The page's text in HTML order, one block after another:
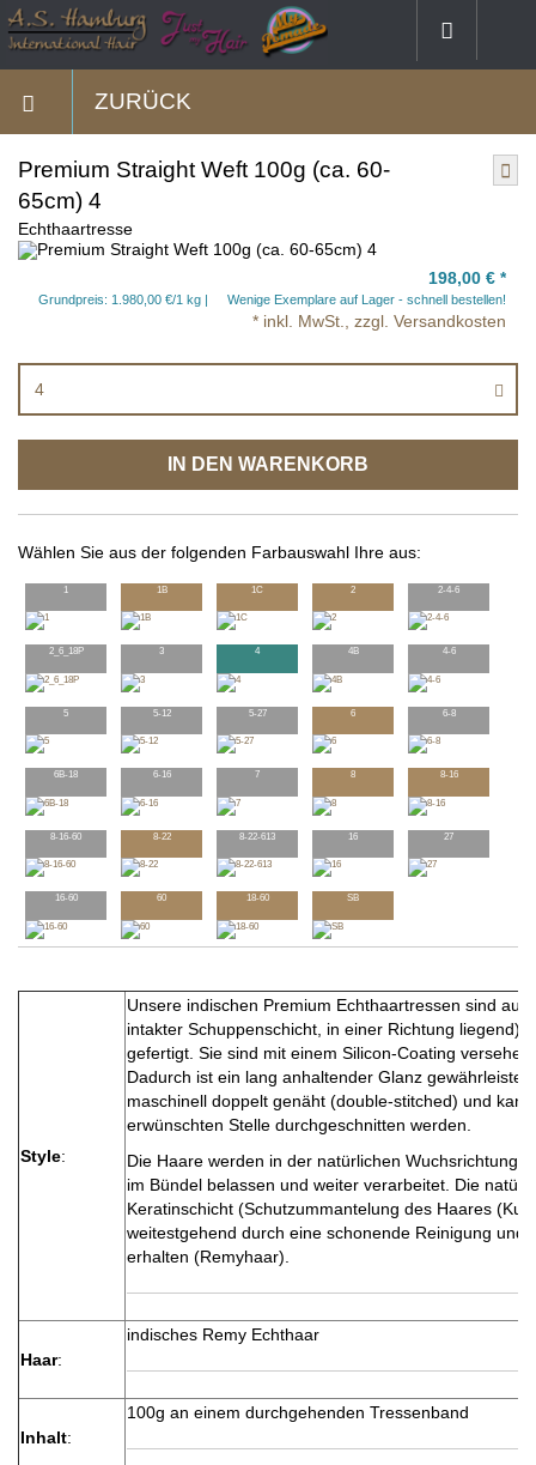
ZURÜCK
Premium Straight Weft 100g (ca. 60-
65cm) 4
Echthaartresse
198,00 € *
Grundpreis: 1.980,00 €/1 kg Wenige Exemplare auf Lager - schnell bestellen!
* inkl. MwSt., zzgl. Versandkosten
4
IN DEN WARENKORB
Wählen Sie aus der folgenden Farbauswahl Ihre aus:
1 1B 1C 2 2-4-6
2_6_18P 3 4 4B 4-6
5 5-12 5-27 6 6-8
6B-18 6-16 7 8 8-16
8-16-60 8-22 8-22-613 16 27
16-60 60 18-60 SB
Style:
Unsere indischen Premium Echthaartressen sind aus
intakter Schuppenschicht, in einer Richtung liegend)
gefertigt. Sie sind mit einem Silicon-Coating versehen.
Dadurch ist ein lang anhaltender Glanz
maschinell doppelt genäht (double-stitched) und
erwünschten Stelle durchgeschnitten werden.
Die Haare werden in der natürlichen Wuchsrichtung
im Bündel belassen und weiter verarbeitet. Die
Keratinschicht (Schutzummantelung des Haares
weitestgehend durch eine schonende Reinigung und
erhalten (Remyhaar).
Haar:
indisches Remy Echthaar
Inhalt:
100g an einem durchgehenden Tressenband